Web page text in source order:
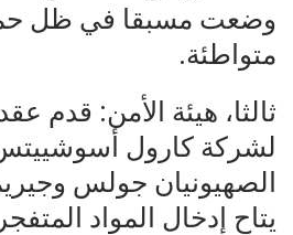
وضعت مسبقا في ظل
متواطئة.
ثالثا، هيئة الأمن: قدم
لشركة كارول
الصهيونيان جولس
يتاح إدخال المواد